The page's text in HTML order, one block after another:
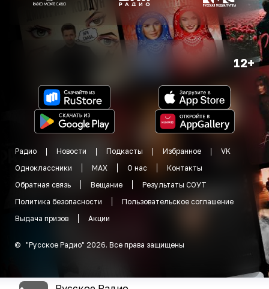
12+
Радио Новости Подкасты Избранное
VK
Одноклассники
MAX О нас
Контакты
Обратная связь
Вещание
Результаты СОУТ
Политика безопасности
Пользовательское соглашение
Выдача призов
Акции
© "Русское Радио" 2026. Все права защищены